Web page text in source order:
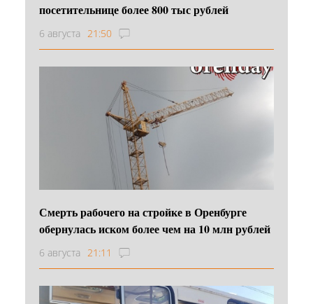
посетительнице более 800 тыс рублей
6 августа 21:50
Смерть рабочего на стройке в Оренбурге
обернулась иском более чем на 10 млн рублей
6 августа 21:11